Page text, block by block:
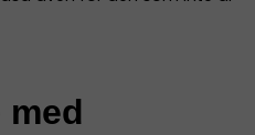
med